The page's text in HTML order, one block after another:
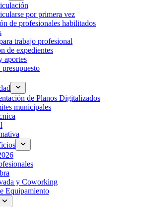
por primera vez
de profesionales habilitados
trabajo profesional
de expedientes
aportes
de Planos Digitalizados
municipales
y Coworking
Equipamiento